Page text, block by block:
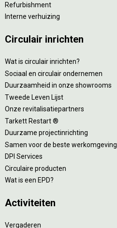
Refurbishment
Interne verhuizing
Circulair inrichten
Wat is circulair inrichten?
Sociaal en circulair ondernemen
Duurzaamheid in onze showrooms
Tweede Leven Lijst
Onze revitalisatiepartners
Tarkett Restart ®
Duurzame projectinrichting
Samen voor de beste werkomgeving
DPI Services
Circulaire producten
Wat is een EPD?
Activiteiten
Vergaderen